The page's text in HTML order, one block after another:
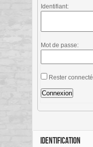
Identifiant:
Mot de passe:
Rester connecté
Connexion
IDENTIFICATION